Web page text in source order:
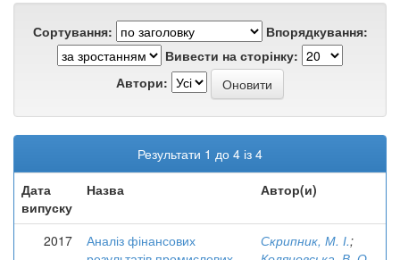
Сортування:
Впорядкування:
Вивести на сторінку:
Автори:
Результати 1 до 4 із 4
Дата
випуску
Назва Автор(и)
2017
Аналіз фінансових
Скрипник, М. І.;